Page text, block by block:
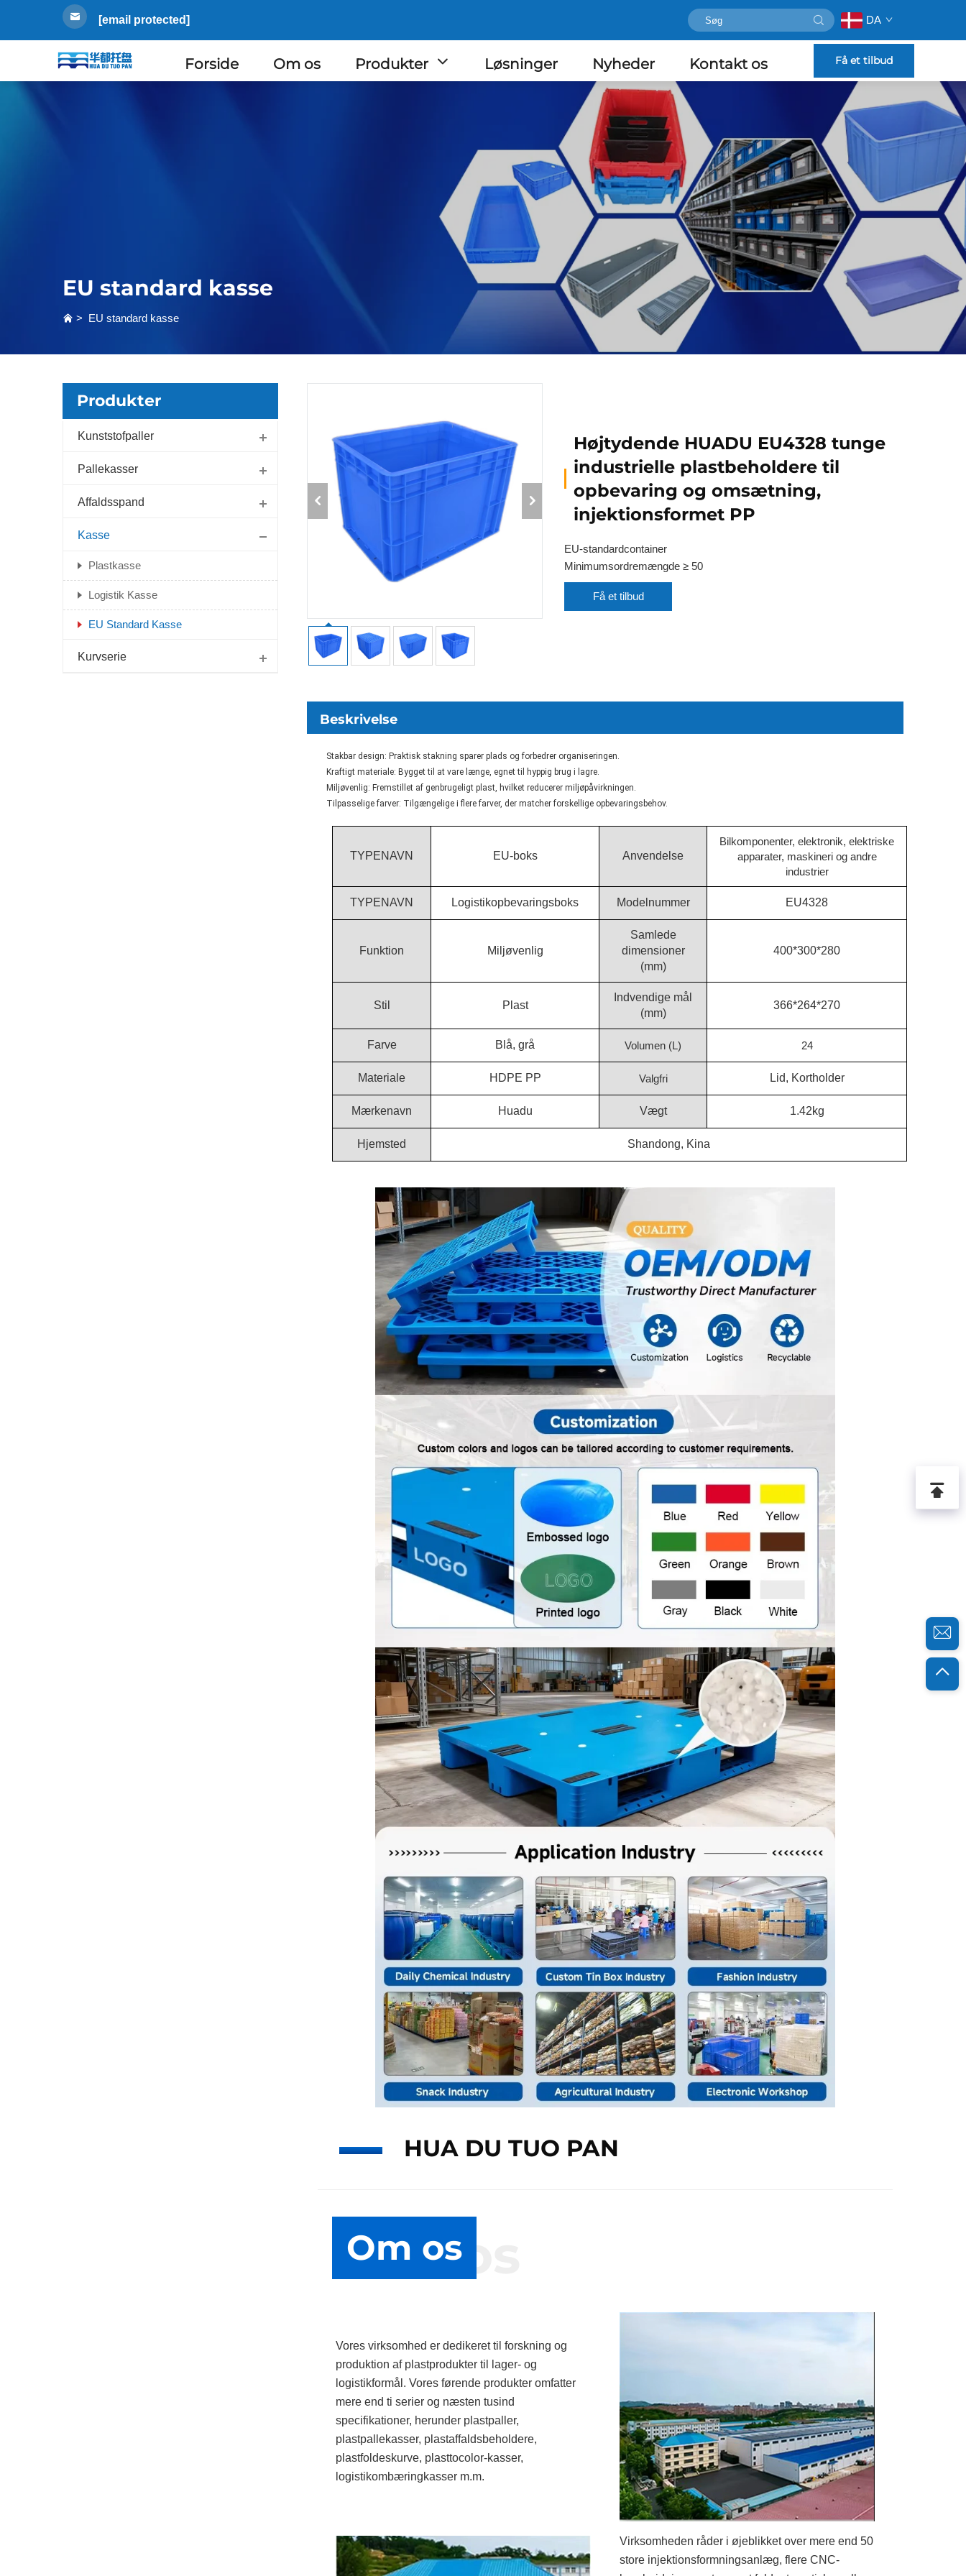
[email protected] DA
Forside Om os Produkter Løsninger Nyheder Kontakt os Få et tilbud
EU standard kasse
> EU standard kasse
Produkter
Kunststofpaller
Pallekasser
Affaldsspand
Kasse
Plastkasse
Logistik Kasse
EU Standard Kasse
Kurvserie
Højtydende HUADU EU4328 tunge
industrielle plastbeholdere til
opbevaring og omsætning,
injektionsformet PP
EU-standardcontainer
Minimumsordremængde ≥ 50
Få et tilbud
Beskrivelse
Stakbar design: Praktisk stakning sparer plads og forbedrer organiseringen.
Kraftigt materiale: Bygget til at vare længe, egnet til hyppig brug i lagre.
Miljøvenlig: Fremstillet af genbrugeligt plast, hvilket reducerer miljøpåvirkningen.
Tilpasselige farver: Tilgængelige i flere farver, der matcher forskellige opbevaringsbehov.
TYPENAVN EU-boks Anvendelse
Bilkomponenter, elektronik, elektriske
apparater, maskineri og andre
industrier
TYPENAVN Logistikopbevaringsboks Modelnummer EU4328
Funktion Miljøvenlig
Samlede
dimensioner
(mm)
400*300*280
Stil Plast
Indvendige mål
(mm)
366*264*270
Farve Blå, grå Volumen (L) 24
Materiale HDPE PP Valgfri Lid, Kortholder
Mærkenavn Huadu Vægt 1.42kg
Hjemsted Shandong, Kina
HUA DU TUO PAN
Om os
Om os
Vores virksomhed er dedikeret til forskning og
produktion af plastprodukter til lager- og
logistikformål. Vores førende produkter omfatter
mere end ti serier og næsten tusind
specifikationer, herunder plastpaller,
plastpallekasser, plastaffaldsbeholdere,
plastfoldeskurve, plasttocolor-kasser,
logistikombæringkasser m.m.
Virksomheden råder i øjeblikket over mere end 50
store injektionsformningsanlæg, flere CNC-